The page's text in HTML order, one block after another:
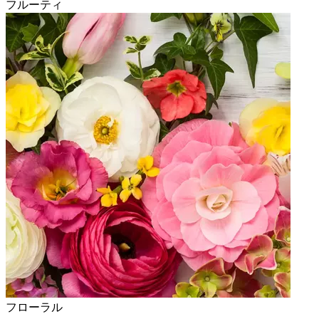
フルーティ
フローラル